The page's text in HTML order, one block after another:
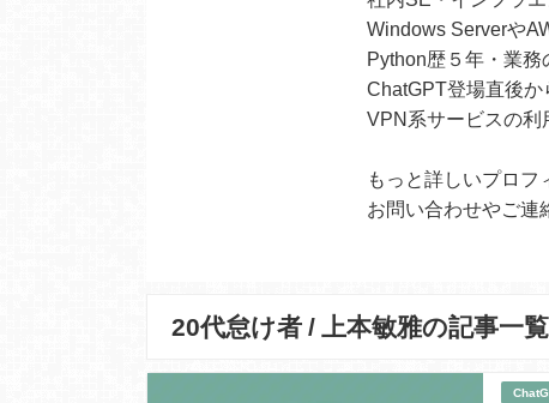
Windows Serverや
Python歴５年・業
ChatGPT登場直後
VPN系サービスの利
もっと詳しいプロフ
お問い合わせやご連
20代怠け者 / 上本敏雅の記事一覧